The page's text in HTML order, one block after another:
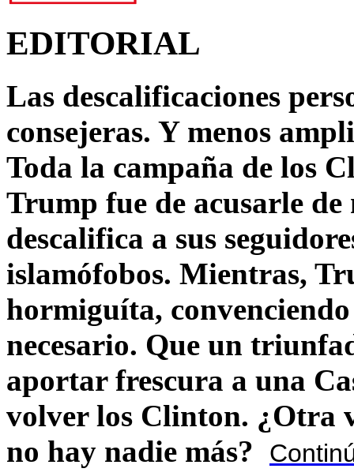
EDITORIAL
Las descalificaciones
consejeras. Y menos
Toda la campaña de los
Trump fue de acusarle
descalifica a sus
islamófobos. Mientras,
hormiguíta,
necesario. Que un
aportar frescura a una
volver los Clinton. ¿Otra
no hay nadie más?